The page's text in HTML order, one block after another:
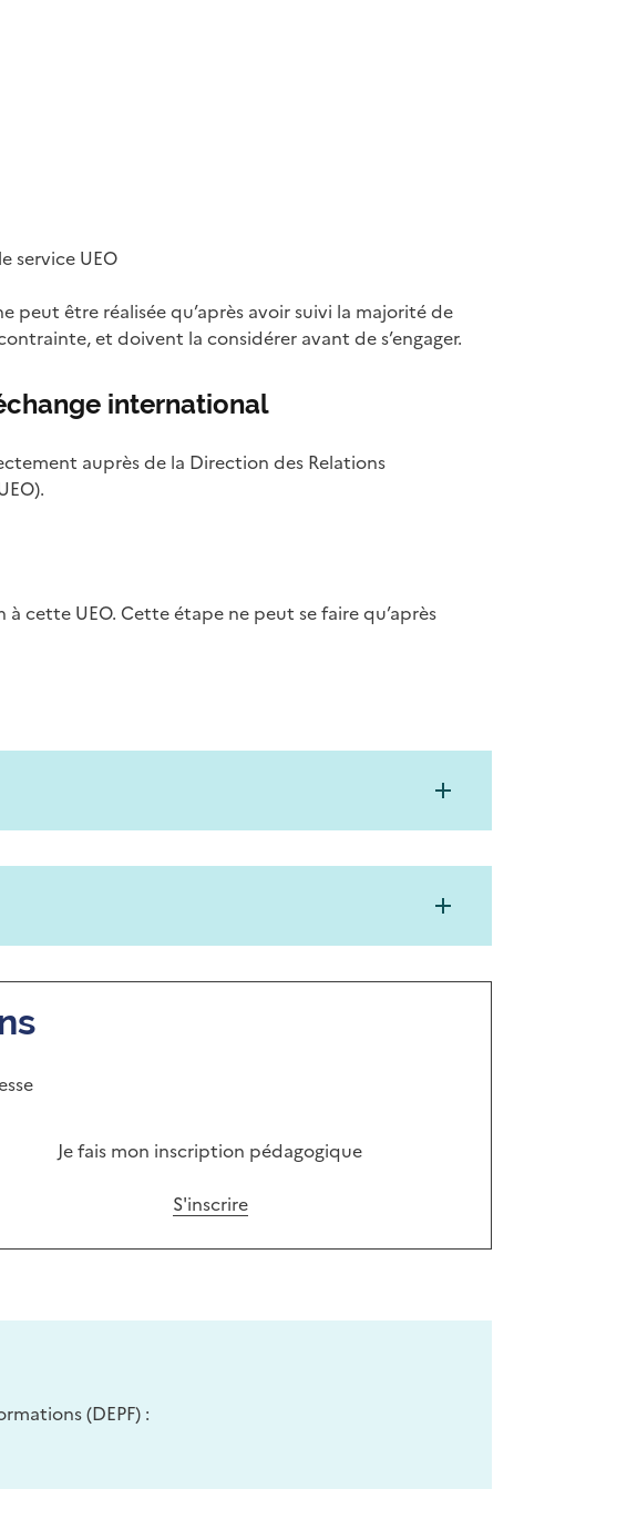
service UEO
peut être réalisée qu’après avoir suivi la majorité de
et doivent la considérer avant de s’engager.
international
auprès de la Direction des Relations
cette UEO. Cette étape ne peut se faire qu’après
Je fais mon inscription pédagogique
S'inscrire
(DEPF) :